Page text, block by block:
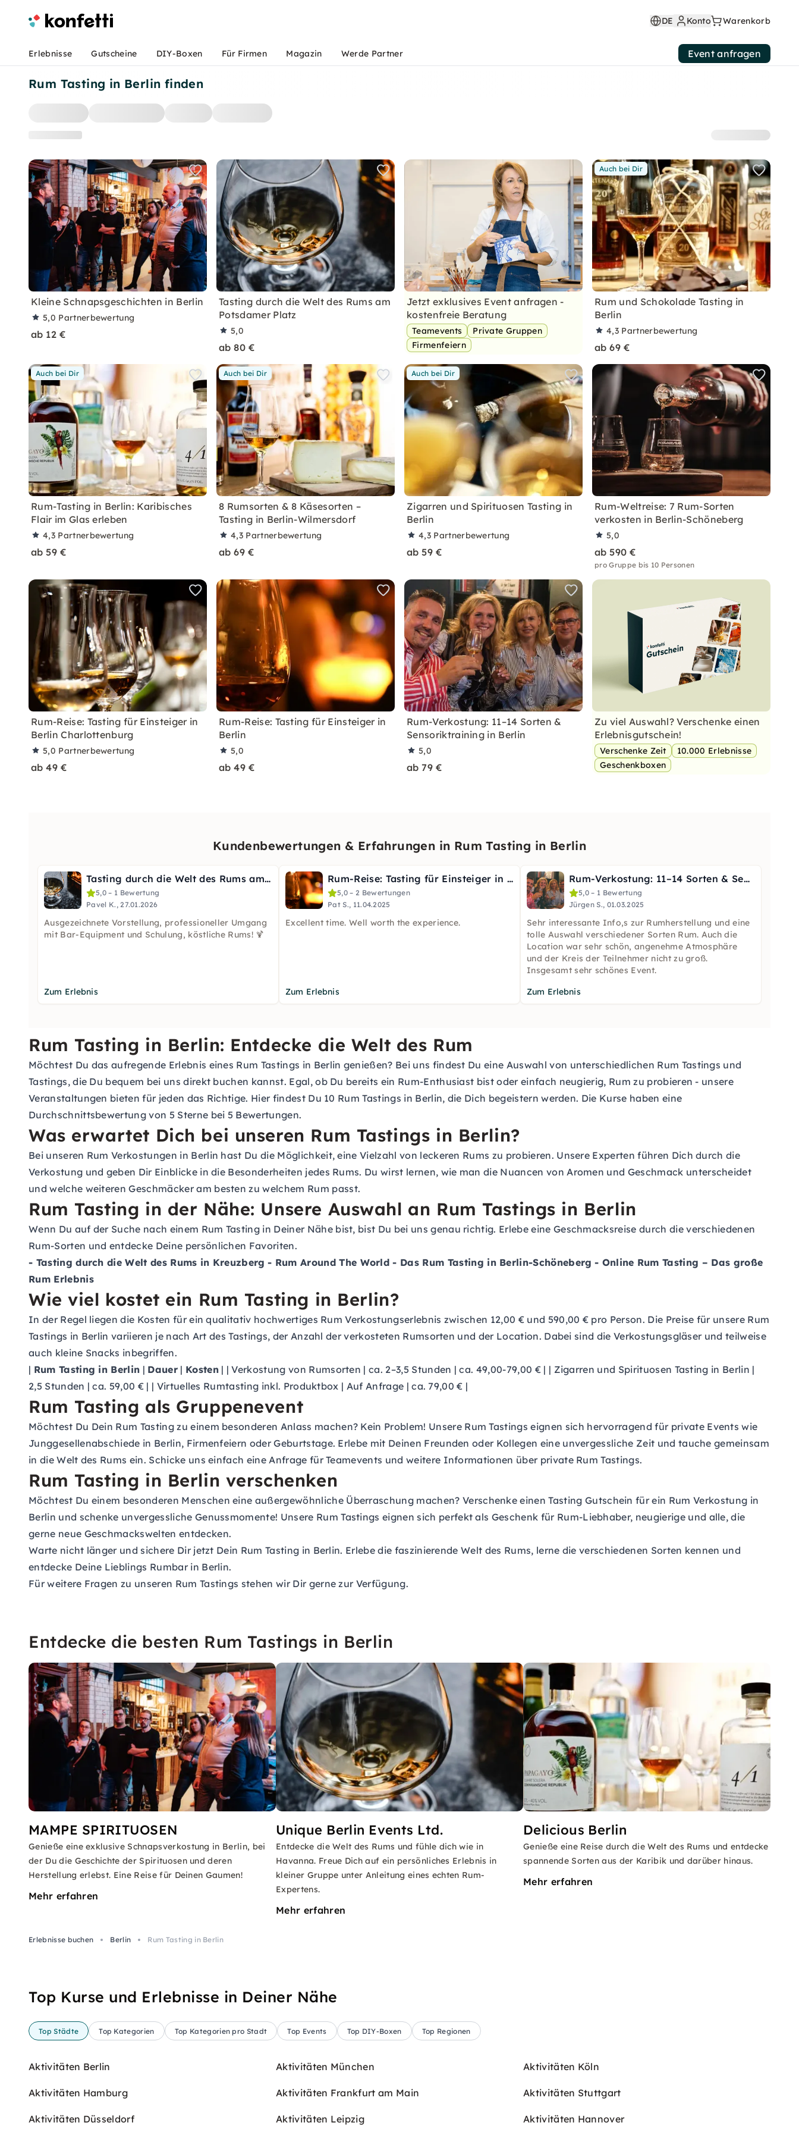
Rum Tasting in Berlin finden
Kleine Schnapsgeschichten in Berlin
5,0 Partnerbewertung
ab 12 €
Tasting durch die Welt des Rums am
Potsdamer Platz
5,0
ab 80 €
Jetzt exklusives Event anfragen -
kostenfreie Beratung
Teamevents
Private Gruppen
Firmenfeiern
Auch bei Dir
Rum und Schokolade Tasting in
Berlin
4,3 Partnerbewertung
ab 69 €
Auch bei Dir
Rum-Tasting in Berlin: Karibisches
Flair im Glas erleben
4,3 Partnerbewertung
ab 59 €
Auch bei Dir
8 Rumsorten & 8 Käsesorten –
Tasting in Berlin-Wilmersdorf
4,3 Partnerbewertung
ab 69 €
Auch bei Dir
Zigarren und Spirituosen Tasting in
Berlin
4,3 Partnerbewertung
ab 59 €
Rum-Weltreise: 7 Rum-Sorten
verkosten in Berlin-Schöneberg
5,0
ab 590 €
pro Gruppe bis 10 Personen
Rum-Reise: Tasting für Einsteiger in
Berlin Charlottenburg
5,0 Partnerbewertung
ab 49 €
Rum-Reise: Tasting für Einsteiger in
Berlin
5,0
ab 49 €
Rum-Verkostung: 11–14 Sorten &
Sensoriktraining in Berlin
5,0
ab 79 €
Zu viel Auswahl? Verschenke einen
Erlebnisgutschein!
Verschenke Zeit
10.000 Erlebnisse
Geschenkboxen
Kundenbewertungen & Erfahrungen in Rum Tasting in Berlin
Tasting durch die Welt des Rums am Potsdamer Platz
5,0 – 1 Bewertung
Pavel K., 27.01.2026
Ausgezeichnete Vorstellung, professioneller Umgang
mit Bar-Equipment und Schulung, köstliche Rums! 🍹
Zum Erlebnis
Rum-Reise: Tasting für Einsteiger in Berlin
5,0 – 2 Bewertungen
Pat S., 11.04.2025
Excellent time. Well worth the experience.
Zum Erlebnis
Rum-Verkostung: 11–14 Sorten & Sensoriktraining in Berlin
5,0 – 1 Bewertung
Jürgen S., 01.03.2025
Sehr interessante Info,s zur Rumherstellung und eine
tolle Auswahl verschiedener Sorten Rum. Auch die
Location war sehr schön, angenehme Atmosphäre
und der Kreis der Teilnehmer nicht zu groß.
Insgesamt sehr schönes Event.
Zum Erlebnis
Rum Tasting in Berlin: Entdecke die Welt des Rum
Möchtest Du das aufregende Erlebnis eines Rum Tastings in Berlin genießen? Bei uns findest Du eine Auswahl von unterschiedlichen Rum Tastings und
Tastings, die Du bequem bei uns direkt buchen kannst. Egal, ob Du bereits ein Rum-Enthusiast bist oder einfach neugierig, Rum zu probieren - unsere
Veranstaltungen bieten für jeden das Richtige. Hier findest Du 10 Rum Tastings in Berlin, die Dich begeistern werden. Die Kurse haben eine
Durchschnittsbewertung von 5 Sterne bei 5 Bewertungen.
Was erwartet Dich bei unseren Rum Tastings in Berlin?
Bei unseren Rum Verkostungen in Berlin hast Du die Möglichkeit, eine Vielzahl von leckeren Rums zu probieren. Unsere Experten führen Dich durch die
Verkostung und geben Dir Einblicke in die Besonderheiten jedes Rums. Du wirst lernen, wie man die Nuancen von Aromen und Geschmack unterscheidet
und welche weiteren Geschmäcker am besten zu welchem Rum passt.
Rum Tasting in der Nähe: Unsere Auswahl an Rum Tastings in Berlin
Wenn Du auf der Suche nach einem Rum Tasting in Deiner Nähe bist, bist Du bei uns genau richtig. Erlebe eine Geschmacksreise durch die verschiedenen
Rum-Sorten und entdecke Deine persönlichen Favoriten.
- Tasting durch die Welt des Rums in Kreuzberg - Rum Around The World - Das Rum Tasting in Berlin-Schöneberg - Online Rum Tasting – Das große
Rum Erlebnis
Wie viel kostet ein Rum Tasting in Berlin?
In der Regel liegen die Kosten für ein qualitativ hochwertiges Rum Verkostungserlebnis zwischen 12,00 € und 590,00 € pro Person. Die Preise für unsere Rum
Tastings in Berlin variieren je nach Art des Tastings, der Anzahl der verkosteten Rumsorten und der Location. Dabei sind die Verkostungsgläser und teilweise
auch kleine Snacks inbegriffen.
| Rum Tasting in Berlin | Dauer| Kosten| | Verkostung von Rumsorten | ca. 2–3,5 Stunden | ca. 49,00-79,00 € | | Zigarren und Spirituosen Tasting in Berlin |
2,5 Stunden | ca. 59,00 € | | Virtuelles Rumtasting inkl. Produktbox | Auf Anfrage | ca. 79,00 € |
Rum Tasting als Gruppenevent
Möchtest Du Dein Rum Tasting zu einem besonderen Anlass machen? Kein Problem! Unsere Rum Tastings eignen sich hervorragend für private Events wie
Junggesellenabschiede in Berlin, Firmenfeiern oder Geburtstage. Erlebe mit Deinen Freunden oder Kollegen eine unvergessliche Zeit und tauche gemeinsam
in die Welt des Rums ein. Schicke uns einfach eineAnfrage für Teamevents und weitere Informationen über private Rum Tastings.
Rum Tasting in Berlin verschenken
Möchtest Du einem besonderen Menschen eine außergewöhnliche Überraschung machen? Verschenke einenTasting Gutschein für ein Rum Verkostung in
Berlin und schenke unvergessliche Genussmomente! Unsere Rum Tastings eignen sich perfekt als Geschenk für Rum-Liebhaber, neugierige und alle, die
gerne neue Geschmackswelten entdecken.
Warte nicht länger und sichere Dir jetzt Dein Rum Tasting in Berlin. Erlebe die faszinierende Welt des Rums, lerne die verschiedenen Sorten kennen und
entdecke Deine Lieblings Rumbar in Berlin.
Für weitere Fragen zu unseren Rum Tastings stehen wir Dir gerne zur Verfügung.
Entdecke die besten Rum Tastings in Berlin
MAMPE SPIRITUOSEN
Genieße eine exklusive Schnapsverkostung in Berlin, bei
der Du die Geschichte der Spirituosen und deren
Herstellung erlebst. Eine Reise für Deinen Gaumen!
Mehr erfahren
Unique Berlin Events Ltd.
Entdecke die Welt des Rums und fühle dich wie in
Havanna. Freue Dich auf ein persönliches Erlebnis in
kleiner Gruppe unter Anleitung eines echten Rum-
Expertens.
Mehr erfahren
Delicious Berlin
Genieße eine Reise durch die Welt des Rums und entdecke
spannende Sorten aus der Karibik und darüber hinaus.
Mehr erfahren
Erlebnisse buchen Berlin Rum Tasting in Berlin
DE Konto Warenkorb
Erlebnisse Gutscheine DIY-Boxen Für Firmen Magazin Werde Partner Event anfragen
Top Kurse und Erlebnisse in Deiner Nähe
Top Städte Top Kategorien Top Kategorien pro Stadt Top Events Top DIY-Boxen Top Regionen
Aktivitäten Berlin Aktivitäten München Aktivitäten Köln
Aktivitäten Hamburg Aktivitäten Frankfurt am Main Aktivitäten Stuttgart
Aktivitäten Düsseldorf Aktivitäten Leipzig Aktivitäten Hannover